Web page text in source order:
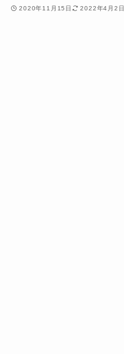
2020年11月15日 2022年4月2日